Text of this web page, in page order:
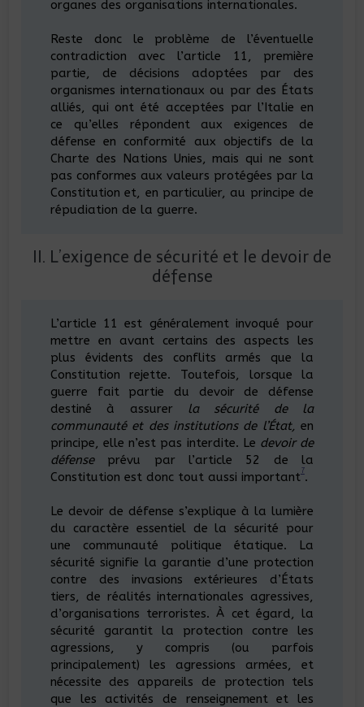
organes des organisations internationales.
Reste donc le problème de l’éventuelle
contradiction avec l’article 11, première
partie, de décisions adoptées par des
organismes internationaux ou par des États
alliés, qui ont été acceptées par l’Italie en
ce qu’elles répondent aux exigences de
défense en conformité aux objectifs de la
Charte des Nations Unies, mais qui ne sont
pas conformes aux valeurs protégées par la
Constitution et, en particulier, au principe de
répudiation de la guerre.
II. L’exigence de sécurité et le devoir de
défense
L’article 11 est généralement invoqué pour
mettre en avant certains des aspects les
plus évidents des conflits armés que la
Constitution rejette. Toutefois, lorsque la
guerre fait partie du devoir de défense
destiné à assurer la sécurité de la
communauté et des institutions de l’État, en
principe, elle n’est pas interdite. Le devoir de
défenseprévu par l’article 52 de la
Constitution est donc tout aussi important7.
Le devoir de défense s’explique à la lumière
du caractère essentiel de la sécurité pour
une communauté politique étatique. La
sécurité signifie la garantie d’une protection
contre des invasions extérieures d’États
tiers, de réalités internationales agressives,
d’organisations terroristes. À cet égard, la
sécurité garantit la protection contre les
agressions, y compris (ou parfois
principalement) les agressions armées, et
nécessite des appareils de protection tels
que les activités de renseignement et les